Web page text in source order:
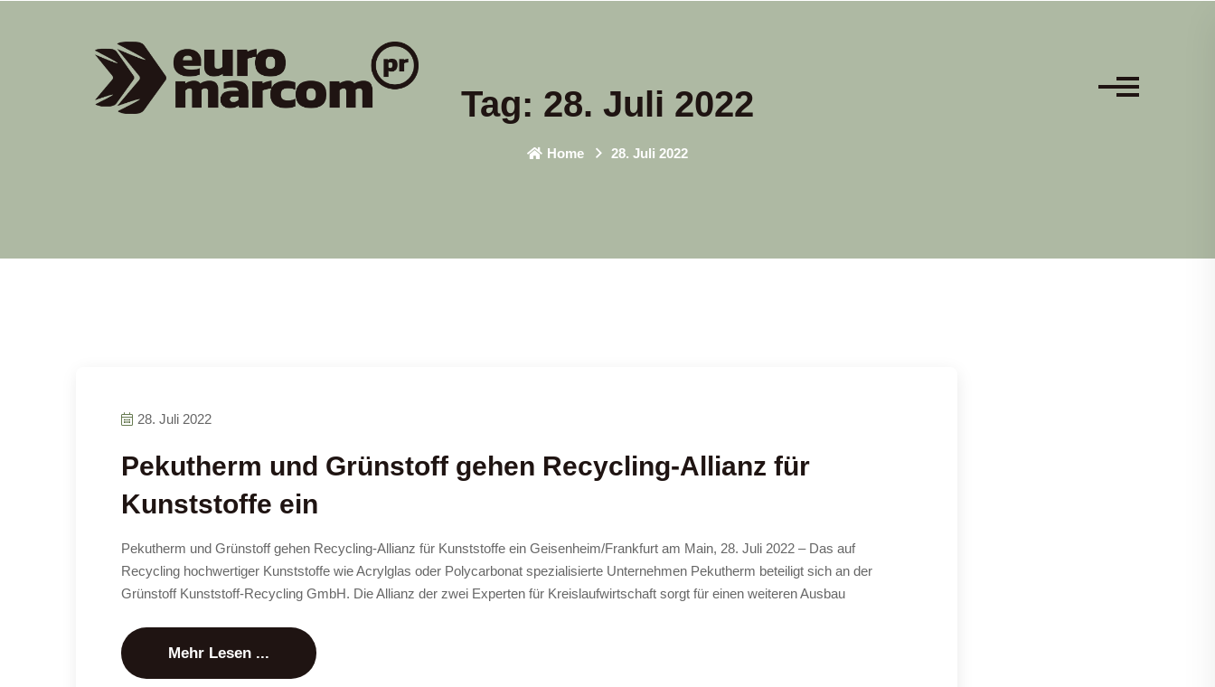
Tag: 28. Juli 2022
Home 28. Juli 2022
28. Juli 2022
Pekutherm und Grünstoff gehen Recycling-Allianz für
Kunststoffe ein
Pekutherm und Grünstoff gehen Recycling-Allianz für Kunststoffe ein Geisenheim/Frankfurt am Main, 28. Juli 2022 – Das auf
Recycling hochwertiger Kunststoffe wie Acrylglas oder Polycarbonat spezialisierte Unternehmen Pekutherm beteiligt sich an der
Grünstoff Kunststoff-Recycling GmbH. Die Allianz der zwei Experten für Kreislaufwirtschaft sorgt für einen weiteren Ausbau
Mehr Lesen ...